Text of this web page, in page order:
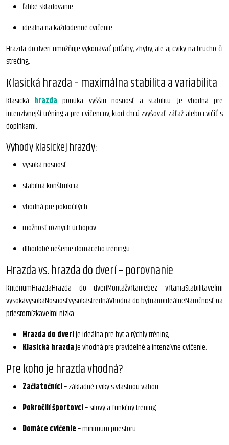
ľahké skladovanie
ideálna na každodenné cvičenie
Hrazda do dverí umožňuje vykonávať príťahy, zhyby, ale aj cviky na brucho či
strečing.
Klasická hrazda – maximálna stabilita a variabilita
Klasická hrazda ponúka vyššiu nosnosť a stabilitu. Je vhodná pre
intenzívnejší tréning a pre cvičencov, ktorí chcú zvyšovať záťaž alebo cvičiť s
doplnkami.
Výhody klasickej hrazdy:
vysoká nosnosť
stabilná konštrukcia
vhodná pre pokročilých
možnosť rôznych úchopov
dlhodobé riešenie domáceho tréningu
Hrazda vs. hrazda do dverí – porovnanie
KritériumHrazdaHrazda do dveríMontážvŕtaniebez vŕtaniaStabilitaveľmi
vysokávysokáNosnosťvysokástrednáVhodná do bytuánoideálneNáročnosť na
priestornízkaveľmi nízka
Hrazda do dveríje ideálna pre byt a rýchly tréning.
Klasická hrazdaje vhodná pre pravidelné a intenzívne cvičenie.
Pre koho je hrazda vhodná?
Začiatočníci– základné cviky s vlastnou váhou
Pokročilí športovci– silový a funkčný tréning
Domáce cvičenie– minimum priestoru